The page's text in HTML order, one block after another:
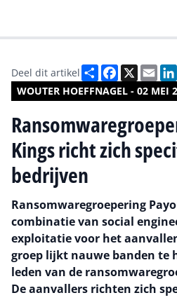
WOUTER HOEFFNAGEL - 02 MEI
Deel dit artikel DeelFacebook
X
Kings richt zich
bedrijven
Ransomwaregroepering
combinatie van social
exploitatie voor het
groep lijkt nauwe banden te
leden van de
De aanvallers richten zich